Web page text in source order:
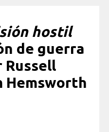
hostil
de guerra
Russell
Hemsworth